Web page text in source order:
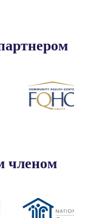
членом